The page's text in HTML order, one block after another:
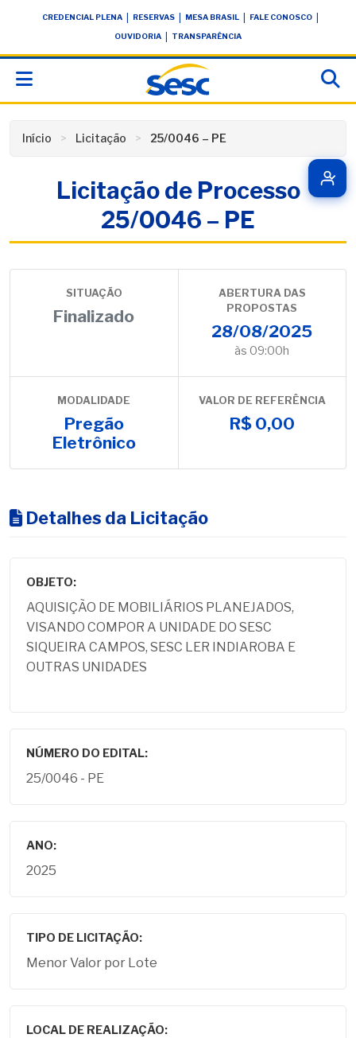
conteúdoCREDENCIAL PLENA RESERVAS MESA BRASIL FALE CONOSCO
OUVIDORIA TRANSPARÊNCIA
Início Licitação 25/0046 – PE
Licitação de Processo
25/0046 – PE
SITUAÇÃO
Finalizado
ABERTURA DAS
PROPOSTAS
28/08/2025
às 09:00h
MODALIDADE
Pregão
Eletrônico
VALOR DE REFERÊNCIA
R$ 0,00
Detalhes da Licitação
OBJETO:
AQUISIÇÃO DE MOBILIÁRIOS PLANEJADOS,
VISANDO COMPOR A UNIDADE DO SESC
SIQUEIRA CAMPOS, SESC LER INDIAROBA E
OUTRAS UNIDADES
NÚMERO DO EDITAL:
25/0046 - PE
ANO:
2025
TIPO DE LICITAÇÃO:
Menor Valor por Lote
LOCAL DE REALIZAÇÃO: